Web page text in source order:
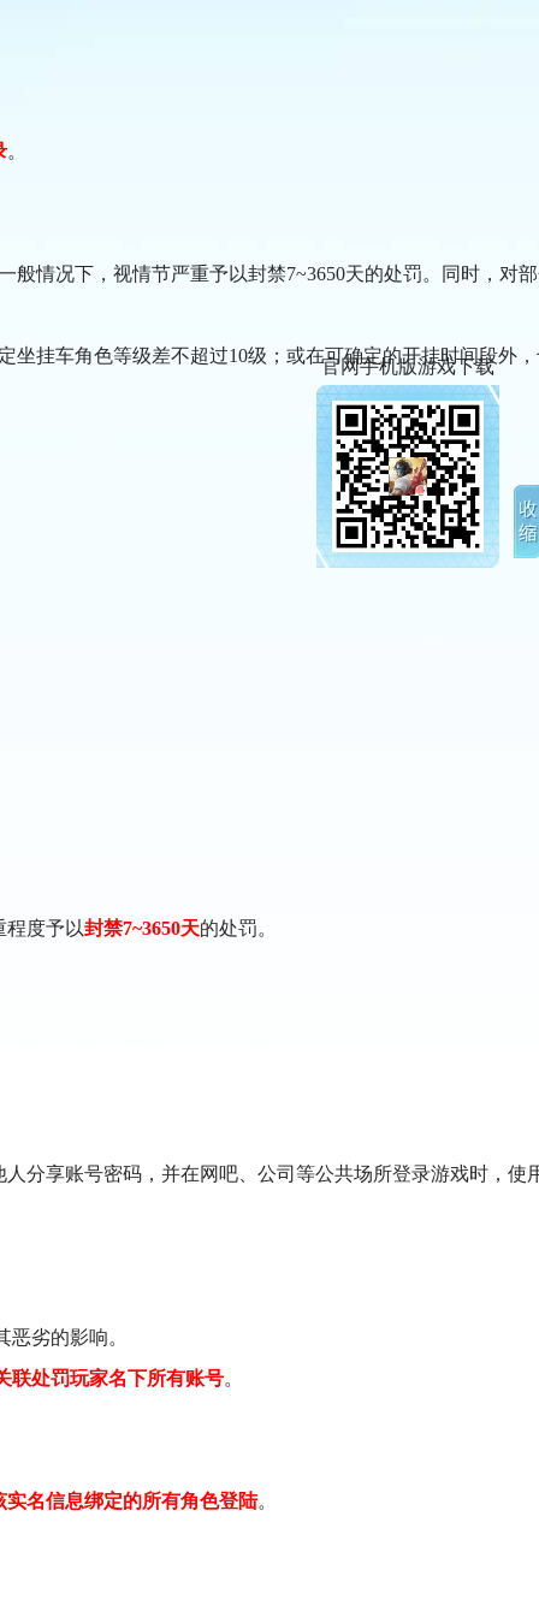
官网手机版游戏下载
。
情况下，视情节严重予以封禁7~3650天的处罚。同时，对
坐挂车角色等级差不超过10级；或在可确定的开挂时间段外
程度予以封禁7~3650天的处罚。
分享账号密码，并在网吧、公司等公共场所登录游戏时，使
劣的影响。
联处罚玩家名下所有账号。
名信息绑定的所有角色登陆。